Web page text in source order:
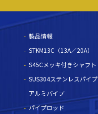
製品情報
STKM13C（13A／20A）
S45Cメッキ付きシャフト
SUS304ステンレスパイプ
アルミパイプ
パイプロッド